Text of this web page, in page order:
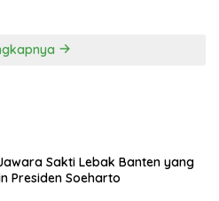
Sakti Lebak Banten yang
Presiden Soeharto